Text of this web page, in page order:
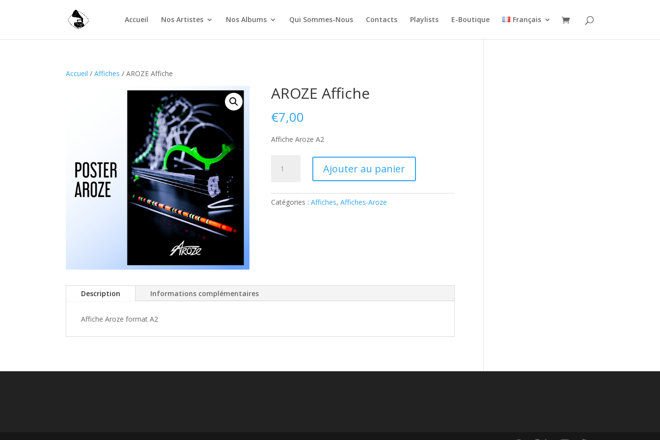
Accueil Nos Artistes Nos Albums Qui Sommes-Nous Contacts Playlists E-Boutique Français
Accueil /Affiches / AROZE Affiche
AROZE Affiche
€7,00
Affiche Aroze A2
Affiche
Ajouter au panier
Catégories : Affiches, Affiches-Aroze
Description Informations complémentaires
Affiche Aroze format A2